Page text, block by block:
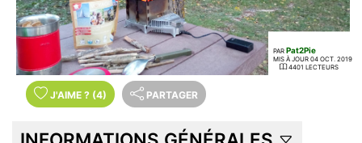
PAR Pat2Pie
MIS À JOUR 04 OCT. 2019
4401 LECTEURS
J'AIME ? (4) PARTAGER